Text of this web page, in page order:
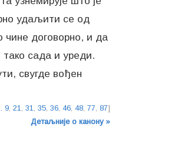
удаљити се од
чине договорно, и да
сада и уреди.
свугде вођен
9, 21, 31, 35, 36, 46, 48, 77, 87]
Детаљније о канону »